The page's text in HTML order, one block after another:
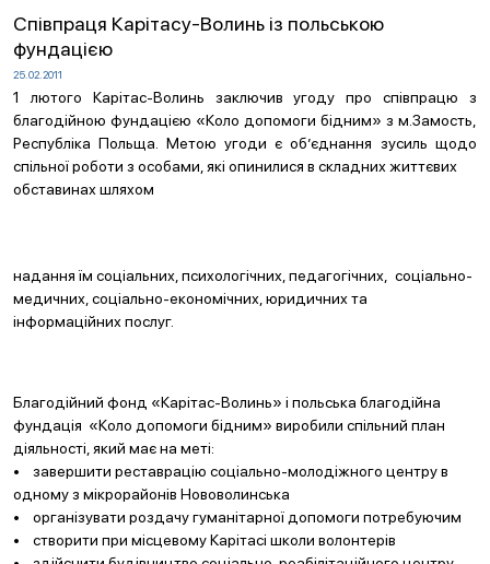
Співпраця Карітасу-Волинь із польською
фундацією
25.02.2011
1 лютого Карітас-Волинь заключив угоду про співпрацю з
благодійною фундацією «Коло допомоги бідним» з м.Замость,
Республіка Польща. Метою угоди є об’єднання зусиль щодо
спільної роботи з особами, які опинилися в складних життєвих
обставинах шляхом
надання їм соціальних, психологічних, педагогічних, соціально-
медичних, соціально-економічних, юридичних та
інформаційних послуг.
Благодійний фонд «Карітас-Волинь» і польська благодійна
фундація «Коло допомоги бідним» виробили спільний план
діяльності, який має на меті:
• завершити реставрацію соціально-молодіжного центру в
одному з мікрорайонів Нововолинська
• організувати роздачу гуманітарної допомоги потребуючим
• створити при місцевому Карітасі школи волонтерів